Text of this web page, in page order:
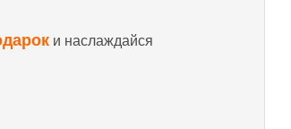
и наслаждайся